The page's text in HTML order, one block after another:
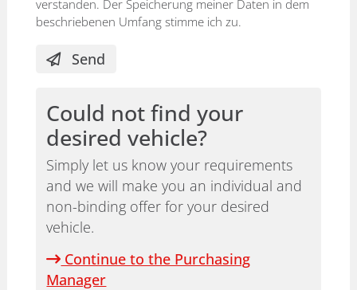
verstanden. Der Speicherung meiner Daten in dem
beschriebenen Umfang stimme ich zu.
Send
Could not find your
desired vehicle?
Simply let us know your requirements
and we will make you an individual and
non-binding offer for your desired
vehicle.
Continue to the Purchasing
Manager